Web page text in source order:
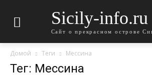
Sicily-info.ru
Сайт о прекрасном острове
Домой Теги Мессина
Тег: Мессина